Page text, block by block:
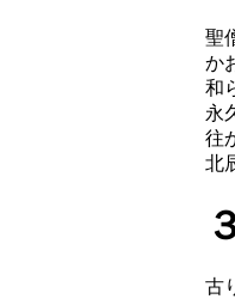
聖
か
和
永
往
北
古